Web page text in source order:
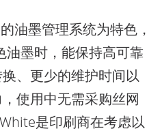
油墨管理系统为特色，
油墨时，能保持高可靠
、更少的维护时间以
使用中无需采购丝网
是印刷商在考虑以